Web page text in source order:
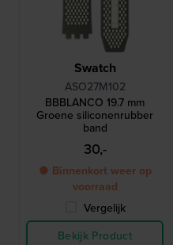
Swatch
ASO27M102
BBBLANCO 19.7 mm
Groene siliconenrubber
band
30,-
● Binnenkort weer op
voorraad
Vergelijk
Bekijk Product